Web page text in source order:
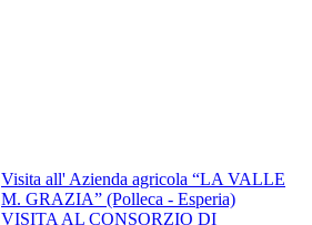
Visita all' Azienda agricola “LA VALLE
M. GRAZIA” (Polleca - Esperia)
VISITA AL CONSORZIO DI